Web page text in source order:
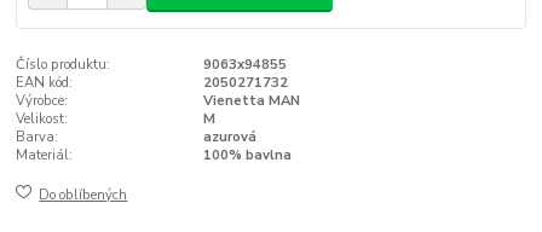
Číslo produktu:
9063x94855
EAN kód:
2050271732
Výrobce:
Vienetta MAN
Velikost:
M
Barva:
azurová
Materiál:
100% bavlna
Do oblíbených